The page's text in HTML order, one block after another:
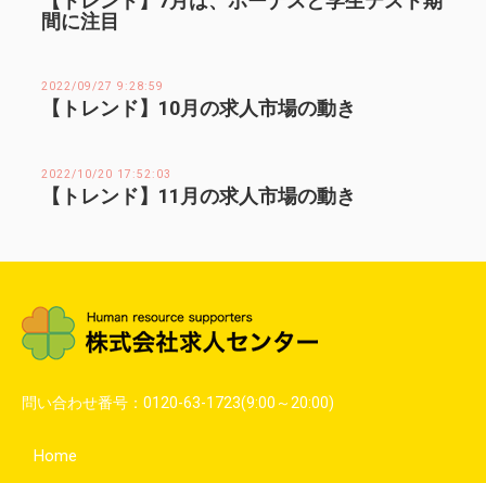
間に注目
2022/09/27 9:28:59
【トレンド】10月の求人市場の動き
2022/10/20 17:52:03
【トレンド】11月の求人市場の動き
問い合わせ番号： 0120-63-1723(9:00～20:00)
Home